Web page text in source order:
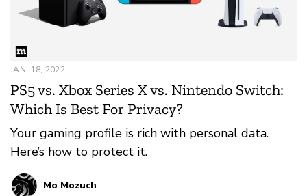
JAN. 18, 2022
PS5 vs. Xbox Series X vs. Nintendo Switch:
Which Is Best For Privacy?
Your gaming profile is rich with personal data.
Here’s how to protect it.
Mo Mozuch